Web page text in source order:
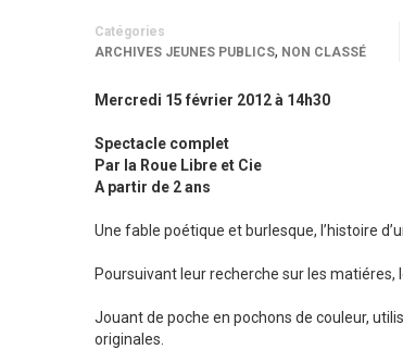
Catégories
ARCHIVES JEUNES PUBLICS, NON CLASSÉ
Mercredi 15 février 2012 à 14h30
Spectacle complet
Par la Roue Libre et Cie
A partir de 2 ans
Une fable poétique et burlesque, l’histoire
Poursuivant leur recherche sur les matiéres,
Jouant de poche en pochons de couleur,
originales.